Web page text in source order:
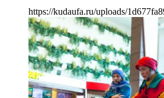
https://kudaufa.ru/uploads/